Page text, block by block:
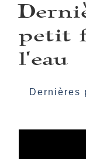
LE
petit
l’eau
Dernières